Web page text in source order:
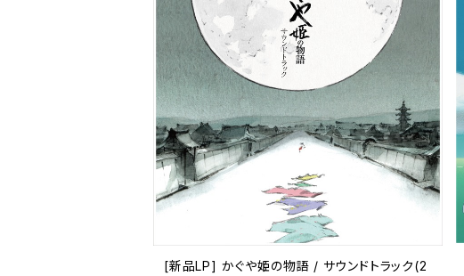
[新品LP] かぐや姫の物語 / サウンドトラック(2